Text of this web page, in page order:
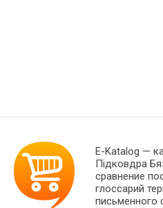
E-Katalog —
Підковдра
сравнение
глоссарий
письменного